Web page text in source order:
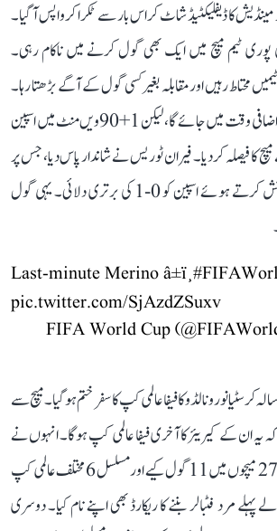
مینڈیش کا ڈیفلیکٹیڈ شاٹ کراس بار سے ٹکرا کر واپس آ گیا۔
ٹیم میچ میں ایک بھی گول کرنے میں ناکام رہی۔
محتاط رہیں اور مقابلہ بغیر کسی گول کے آگے بڑھتا رہا۔
ایسا محسوس ہو رہا تھا کہ میچ اضافی وقت میں جائے گا، لیکن 1+90ویں منٹ میں اسپین
میچ کا فیصلہ کر دیا۔ فیران ٹوریس نے شاندار پاس دیا، جس پر
میکل میرینو نے بہترین فنش کرتے ہوئے اسپین کو 0-1 کی برتری دلائی۔ یہی گول
Last-minute Merino â±ï¸
pic.twitter.com/SjAzdZSuxv
اس شکست کے ساتھ 41 سالہ کرسٹیانو رونالڈو کا فیفا عالمی کپ کا سفر ختم ہو گیا۔ میچ سے
یہ ان کے کیریئر کا آخری فیفا عالمی کپ ہوگا۔ انہوں نے
اپنے عالمی کپ کیریئر میں 27 میچوں میں 11 گول کیے اور مسلسل 6 مختلف عالمی کپ
مرد فٹبالر بننے کا ریکارڈ بھی اپنے نام کیا۔ دوسری